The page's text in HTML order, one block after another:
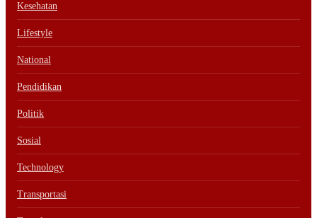
Kesehatan
Lifestyle
National
Pendidikan
Politik
Sosial
Technology
Transportasi